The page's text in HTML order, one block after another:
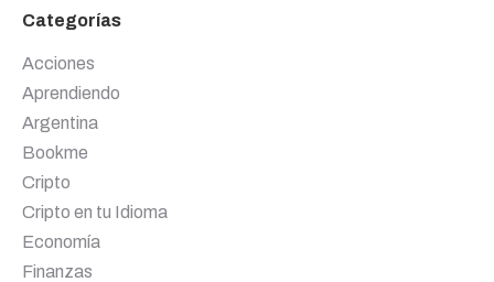
Categorías
Acciones
Aprendiendo
Argentina
Bookme
Cripto
Cripto en tu Idioma
Economía
Finanzas